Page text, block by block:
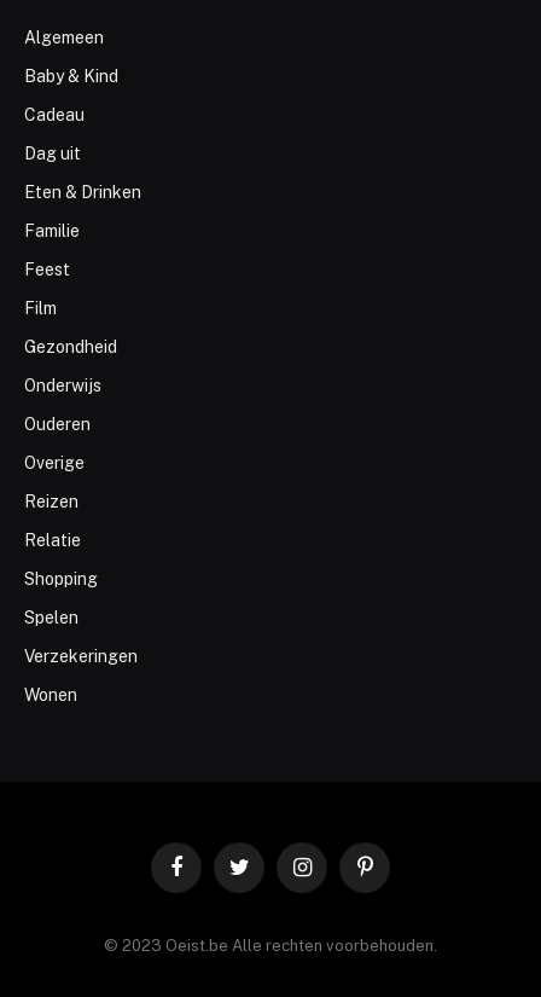
Algemeen
Baby & Kind
Cadeau
Dag uit
Eten & Drinken
Familie
Feest
Film
Gezondheid
Onderwijs
Ouderen
Overige
Reizen
Relatie
Shopping
Spelen
Verzekeringen
Wonen
FacebookTwitter InstagramPinterest
© 2023 Oeist.be Alle rechten voorbehouden.